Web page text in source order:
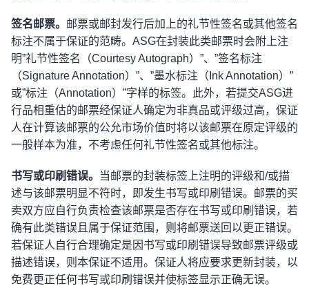
签名邮票。 邮票或邮封发行后加上的礼节性签名或其他签名
标注不属于保证的范畴。ASG在封装此类邮票时会附上注
明”礼节性签名（Courtesy Autograph）”、”签名标注
（Signature Annotation）”、”墨水标注（Ink Annotation）”
或”标注（Annotation）”字样的标签。此外，若提交ASG进
行品相重估的邮票经保证人确定为非真品或评级过高，保证
人在计算该邮票的公允市场价值时将以该邮票在原定评级的
一般样本为准，不考虑任何礼节性签名或其他标注。
书写或印刷错误。
当邮票的封装标签上注明的评级和/或描
述与该邮票明显不符时，即发生书写或印刷错误。邮票的买
卖双方应自行负责检查该邮票是否存在书写或印刷错误，若
确有此类错误且属于保证范围，则将邮票送回以更正错误。
若保证人自行合理确定是因书写或印刷错误导致邮票评级或
描述错误，则本保证不适用。保证人将应要求更新封装，以
免费更正任何书写或印刷错误并使标签显示正确无误。